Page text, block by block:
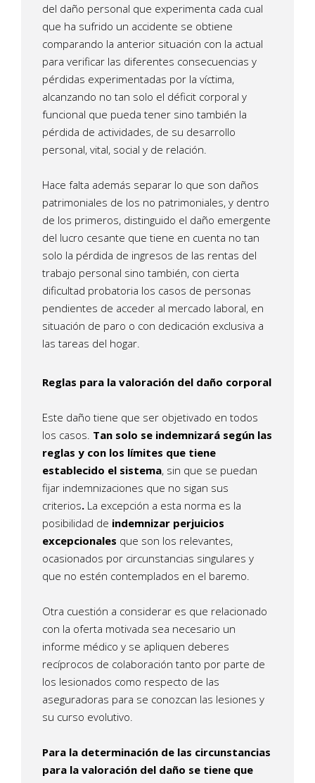
del daño personal que experimenta cada cual
que ha sufrido un accidente se obtiene
comparando la anterior situación con la actual
para verificar las diferentes consecuencias y
pérdidas experimentadas por la víctima,
alcanzando no tan solo el déficit corporal y
funcional que pueda tener sino también la
pérdida de actividades, de su desarrollo
personal, vital, social y de relación.
Hace falta además separar lo que son daños
patrimoniales de los no patrimoniales, y dentro
de los primeros, distinguido el daño emergente
del lucro cesante que tiene en cuenta no tan
solo la pérdida de ingresos de las rentas del
trabajo personal sino también, con cierta
dificultad probatoria los casos de personas
pendientes de acceder al mercado laboral, en
situación de paro o con dedicación exclusiva a
las tareas del hogar.
Reglas para la valoración del daño corporal
Este daño tiene que ser objetivado en todos
los casos. Tan solo se indemnizará según las
reglas y con los límites que tiene
establecido el sistema, sin que se puedan
fijar indemnizaciones que no sigan sus
criterios. La excepción a esta norma es la
posibilidad de indemnizar perjuicios
excepcionales que son los relevantes,
ocasionados por circunstancias singulares y
que no estén contemplados en el baremo.
Otra cuestión a considerar es que relacionado
con la oferta motivada sea necesario un
informe médico y se apliquen deberes
recíprocos de colaboración tanto por parte de
los lesionados como respecto de las
aseguradoras para se conozcan las lesiones y
su curso evolutivo.
Para la determinación de las circunstancias
para la valoración del daño se tiene que